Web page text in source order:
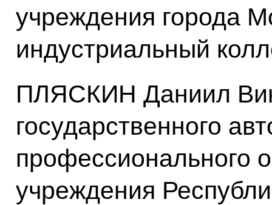
учреждения города
индустриальный
ПЛЯСКИН Даниил
государственного
профессионального
учреждения